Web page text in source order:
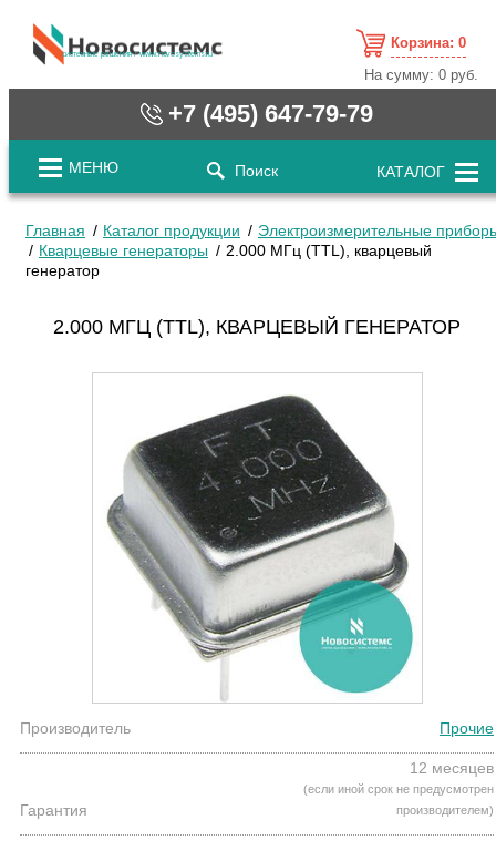
cистемные решения / www.novosystems.ru
Корзина: 0
На сумму:0 руб.
+7 (495) 647-79-79
МЕНЮ Поиск КАТАЛОГ
Главная Каталог продукции
Электроизмерительные
Кварцевые генераторы
2.000 МГц (TTL), кварцевый
генератор
2.000 МГЦ (TTL), КВАРЦЕВЫЙ ГЕНЕРАТОР
Производитель Прочие
Гарантия
12 месяцев
(если иной срок не предусмотрен
производителем)